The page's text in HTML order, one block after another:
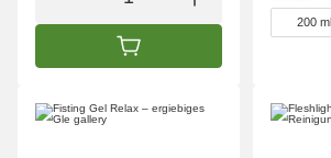
IN DEN WARENKORB
wählen
200 ml